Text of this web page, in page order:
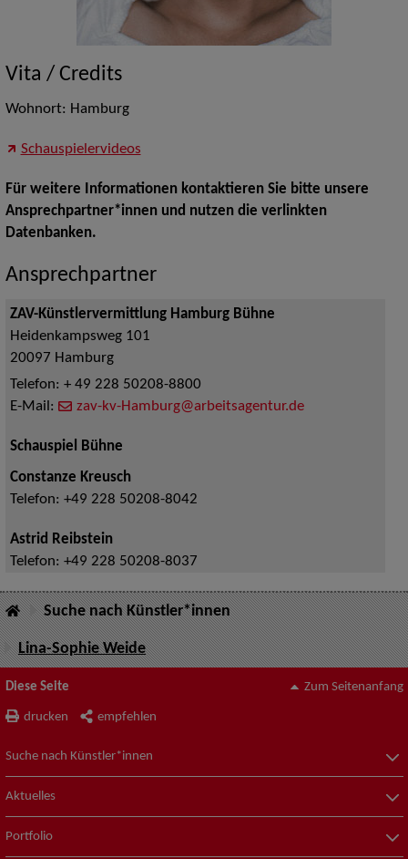
Vita / Credits
Wohnort: Hamburg
Schauspielervideos
Für weitere Informationen kontaktieren Sie bitte unsere
Ansprechpartner*innen und nutzen die verlinkten
Datenbanken.
Ansprechpartner
ZAV-Künstlervermittlung Hamburg Bühne
Heidenkampsweg 101
20097 Hamburg
Telefon: + 49 228 50208-8800
E-Mail:
zav-kv-Hamburg@arbeitsagentur.de
Schauspiel Bühne
Constanze Kreusch
Telefon: +49 228 50208-8042
Astrid Reibstein
Telefon: +49 228 50208-8037
Suche nach Künstler*innen
Lina-Sophie Weide
Diese Seite
drucken empfehlen
Zum Seitenanfang
Suche nach Künstler*innen
Aktuelles
Portfolio